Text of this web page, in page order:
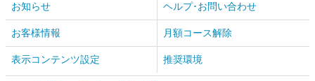
お知らせ ヘルプ･お問い合わせ
お客様情報 月額コース解除
表示コンテンツ設定 推奨環境